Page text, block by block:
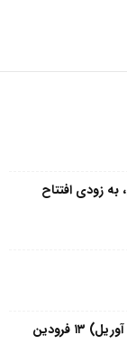
به زودی افتتاح
برنامه گردهمایی ویژه روز جهانی آگاهی از اتیسم (۲ آوریل) ۱۳ فرودین